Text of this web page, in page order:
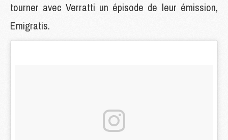
tourner avec Verratti un épisode de leur émission,
Emigratis.